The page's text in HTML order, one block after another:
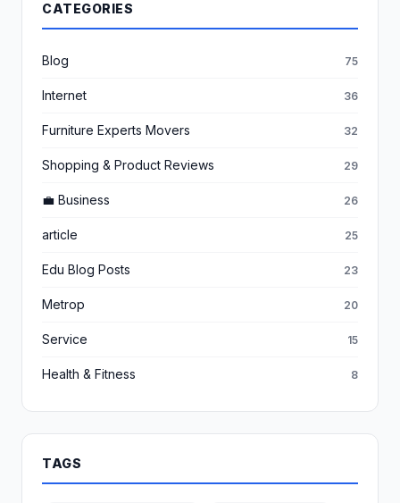
CATEGORIES
Blog 75
Internet 36
Furniture Experts Movers 32
Shopping & Product Reviews 29
💼 Business 26
article 25
Edu Blog Posts 23
Metrop 20
Service 15
Health & Fitness 8
TAGS